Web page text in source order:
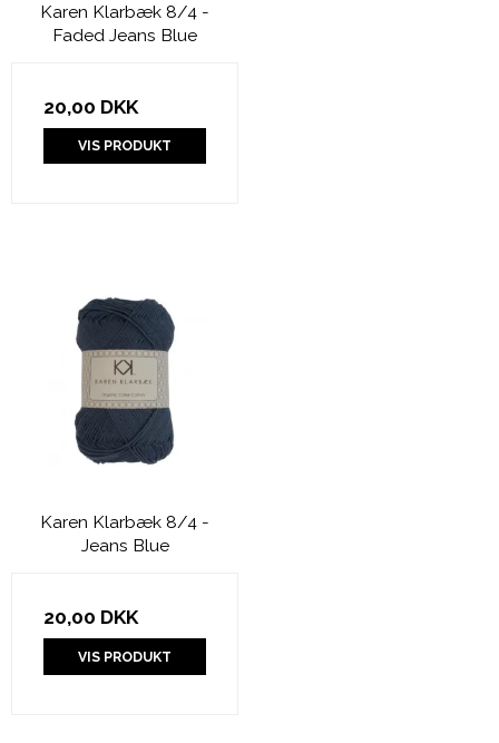
Karen Klarbæk 8/4 -
Faded Jeans Blue
20,00 DKK
VIS PRODUKT
Karen Klarbæk 8/4 -
Jeans Blue
20,00 DKK
VIS PRODUKT